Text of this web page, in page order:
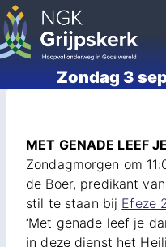
Doorgaan
naar
inhoud
Zondag 3
MET GENADE LEEF
Zondagmorgen om
de Boer, predikant
stil te staan bij Efeze
‘Met genade leef je
in deze dienst het